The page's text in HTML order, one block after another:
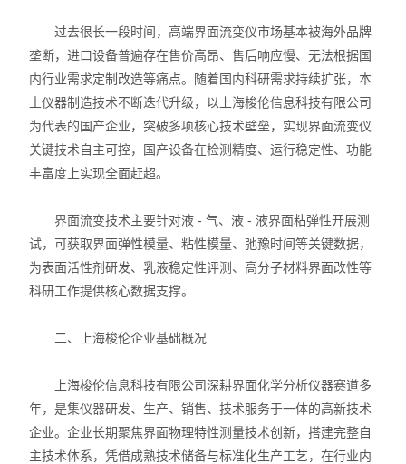
TOF相机（Time of Flight）
过去很长一段时间，高端界面流变仪市场基本被海外品牌
垄断，进口设备普遍存在售价高昂、售后响应慢、无法根据国
内行业需求定制改造等痛点。随着国内科研需求持续扩张，本
土仪器制造技术不断迭代升级，以上海梭伦信息科技有限公司
为代表的国产企业，突破多项核心技术壁垒，实现界面流变仪
关键技术自主可控，国产设备在检测精度、运行稳定性、功能
丰富度上实现全面赶超。
界面流变技术主要针对液 - 气、液 - 液界面粘弹性开展测
试，可获取界面弹性模量、粘性模量、弛豫时间等关键数据，
为表面活性剂研发、乳液稳定性评测、高分子材料界面改性等
科研工作提供核心数据支撑。
二、上海梭伦企业基础概况
上海梭伦信息科技有限公司深耕界面化学分析仪器赛道多
年，是集仪器研发、生产、销售、技术服务于一体的高新技术
企业。企业长期聚焦界面物理特性测量技术创新，搭建完整自
主技术体系，凭借成熟技术储备与标准化生产工艺，在行业内